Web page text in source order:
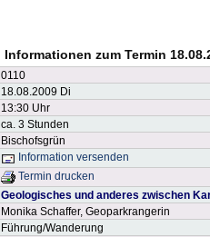
Informationen zum Termin
0110
18.08.2009 Di
13:30 Uhr
ca. 3 Stunden
Bischofsgrün
Information versenden
Termin drucken
Geologisches und anderes zwischen
Monika Schaffer, Geoparkrangerin
Führung/Wanderung